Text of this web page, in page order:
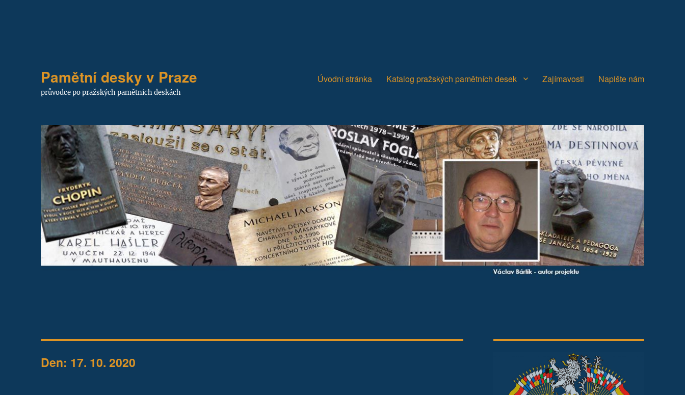
Pamětní desky v Praze
průvodce po pražských pamětních deskách
Úvodní stránka Katalog pražských pamětních desek Zajímavosti Napište nám
Den: 17. 10. 2020